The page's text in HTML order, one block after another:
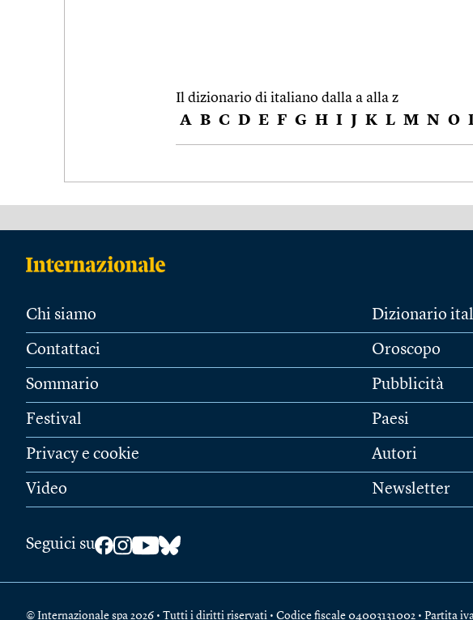
Il dizionario di italiano dalla a alla z
A B C D E F G H I J K L M N O
Chi siamo
Contattaci
Sommario
Festival
Privacy e cookie
Video
Dizionario
Oroscopo
Pubblicità
Paesi
Autori
Newsletter
Seguici su
© Internazionale spa 2026 • Tutti i diritti riservati • Codice fiscale 04003131002 • Partita